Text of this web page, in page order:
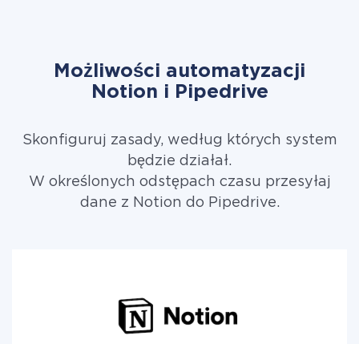
Możliwości automatyzacji
Notion i Pipedrive
Skonfiguruj zasady, według których system
będzie działał.
W określonych odstępach czasu przesyłaj
dane z Notion do Pipedrive.